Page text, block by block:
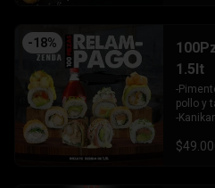
salmon.
-
- 5
-18%
1.5lt
-
pollo y
-
-Pollo,
-Pollo,